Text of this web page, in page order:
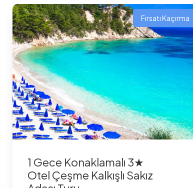
Fırsatı Kaçırma
1 Gece Konaklamalı 3★
Otel Çeşme Kalkışlı Sakız